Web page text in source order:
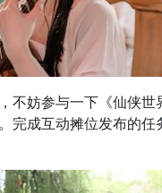
妨参与一下《仙侠世
完成互动摊位发布的任